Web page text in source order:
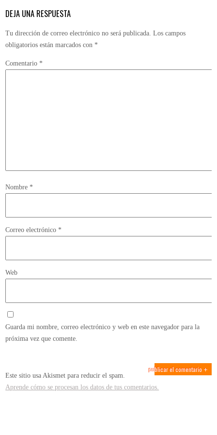
DEJA UNA RESPUESTA
Tu dirección de correo electrónico no será publicada. Los campos
obligatorios están marcados con *
Comentario *
Nombre *
Correo electrónico *
Web
Guarda mi nombre, correo electrónico y web en este navegador para la
próxima vez que comente.
Este sitio usa Akismet para reducir el spam.
Aprende cómo se procesan los datos de tus comentarios.